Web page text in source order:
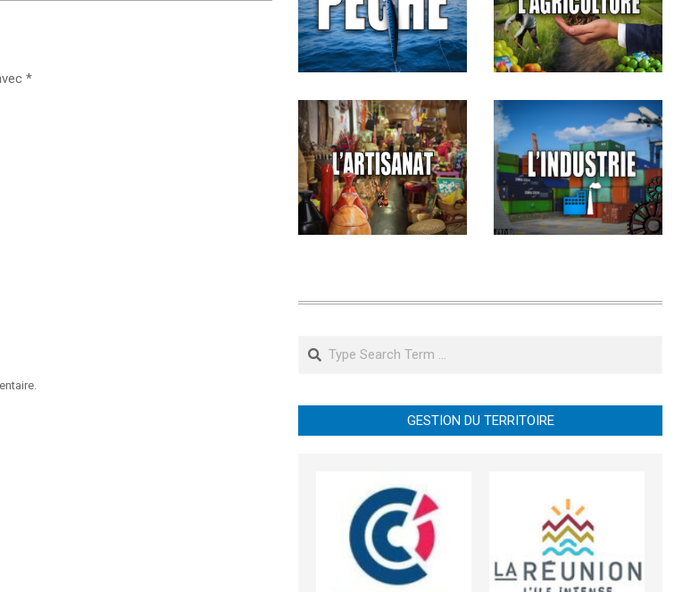
*
Search
GESTION DU TERRITOIRE